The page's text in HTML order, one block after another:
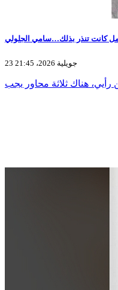
كانت تنذر بذلك…سامي الجلولي
23 جويلية 2026، 21:45